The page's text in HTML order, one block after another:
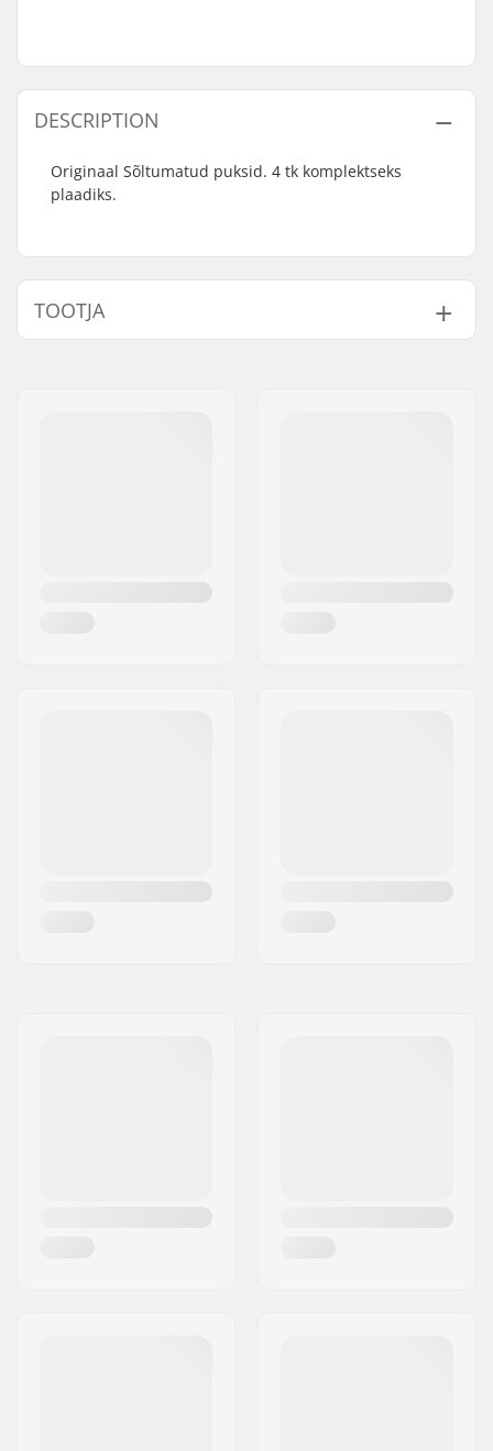
DESCRIPTION
Originaal Sõltumatud puksid. 4 tk komplektseks
plaadiks.
TOOTJA